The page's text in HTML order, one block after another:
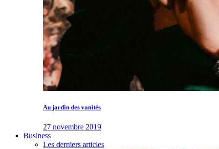
Au jardin des vanités
27 novembre 2019
Business
Les derniers articles